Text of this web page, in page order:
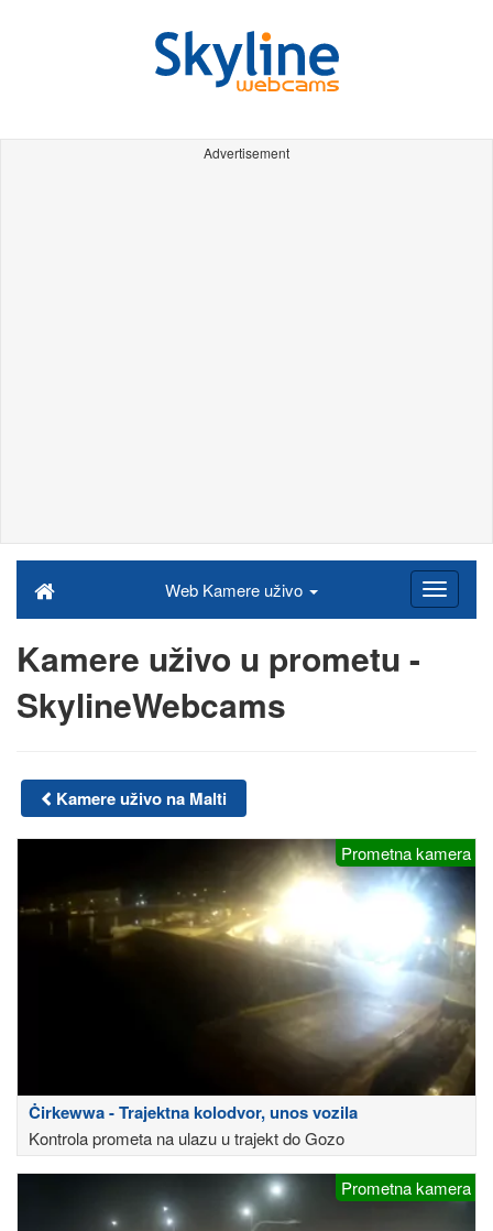
Advertisement
Web Kamere uživo
Kamere uživo u prometu -
SkylineWebcams
Kamere uživo na Malti
Prometna kamera
Ċirkewwa - Trajektna kolodvor, unos vozila
Kontrola prometa na ulazu u trajekt do Gozo
Prometna kamera